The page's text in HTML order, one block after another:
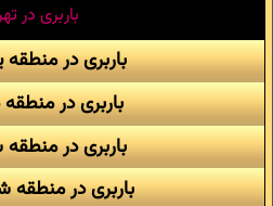
باربری در
باربری در
باربری در
باربری در
باربری در